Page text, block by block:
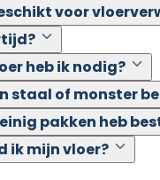
voor
heb ik nodig?
staal of monster
pakken heb
ik mijn vloer?